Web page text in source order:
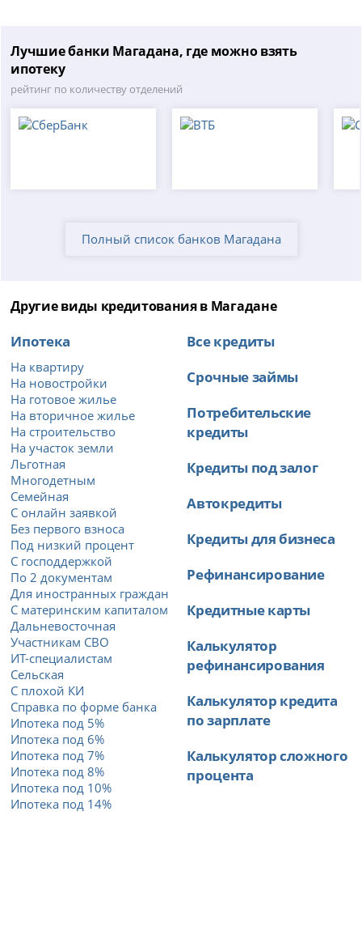
Лучшие банки Магадана, где можно взять
ипотеку
рейтинг по количеству отделений
Полный список банков Магадана
Другие виды кредитования в Магадане
Ипотека
На квартиру
На новостройки
На готовое жилье
На вторичное жилье
На строительство
На участок земли
Льготная
Многодетным
Семейная
С онлайн заявкой
Без первого взноса
Под низкий процент
С господдержкой
По 2 документам
Для иностранных граждан
С материнским капиталом
Дальневосточная
Участникам СВО
ИТ-специалистам
Сельская
С плохой КИ
Справка по форме банка
Ипотека под 5%
Ипотека под 6%
Ипотека под 7%
Ипотека под 8%
Ипотека под 10%
Ипотека под 14%
Все кредиты
Срочные займы
Потребительские
кредиты
Кредиты под залог
Автокредиты
Кредиты для бизнеса
Рефинансирование
Кредитные карты
Калькулятор
рефинансирования
Калькулятор кредита
по зарплате
Калькулятор сложного
процента